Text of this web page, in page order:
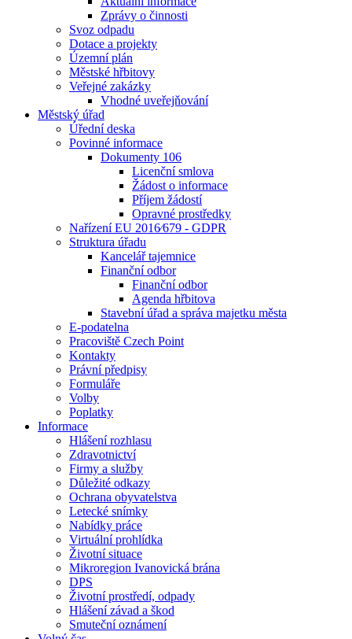
Zprávy o činnosti
Svoz odpadu
Dotace a projekty
Územní plán
Městské hřbitovy
Veřejné zakázky
Vhodné uveřejňování
Městský úřad
Úřední deska
Povinné informace
Dokumenty 106
Licenční smlova
Žádost o informace
Příjem žádostí
Opravné prostředky
Nařízení EU 2016⁄679 - GDPR
Struktura úřadu
Kancelář tajemnice
Finanční odbor
Finanční odbor
Agenda hřbitova
Stavební úřad a správa majetku města
E-podatelna
Pracoviště Czech Point
Kontakty
Právní předpisy
Formuláře
Volby
Poplatky
Informace
Hlášení rozhlasu
Zdravotnictví
Firmy a služby
Důležité odkazy
Ochrana obyvatelstva
Letecké snímky
Nabídky práce
Virtuální prohlídka
Životní situace
Mikroregion Ivanovická brána
DPS
Životní prostředí, odpady
Hlášení závad a škod
Smuteční oznámení